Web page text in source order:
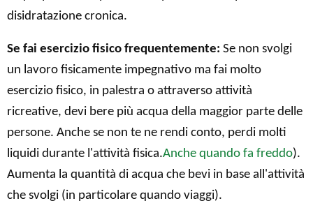
disidratazione cronica.
Se fai esercizio fisico frequentemente: Se non svolgi
un lavoro fisicamente impegnativo ma fai molto
esercizio fisico, in palestra o attraverso attività
ricreative, devi bere più acqua della maggior parte delle
persone. Anche se non te ne rendi conto, perdi molti
liquidi durante l'attività fisica.Anche quando fa freddo).
Aumenta la quantità di acqua che bevi in ​​base all'attività
che svolgi (in particolare quando viaggi).